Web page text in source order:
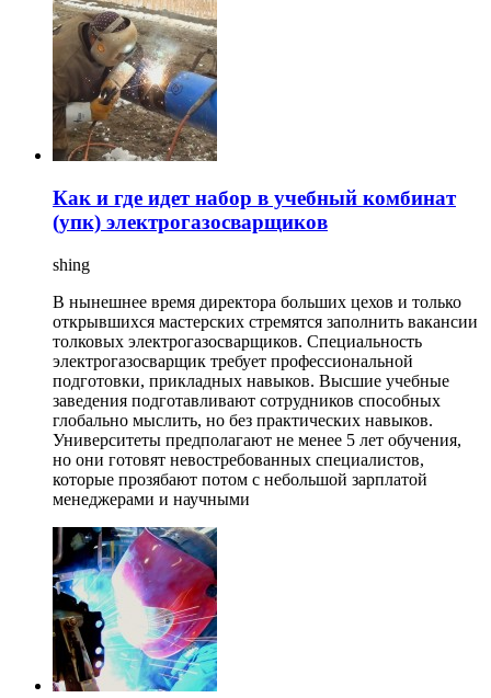
Как и где идет набор в учебный комбинат
(упк) электрогазосварщиков
shing
В нынешнее время директора больших цехов и только
открывшихся мастерских стремятся заполнить вакансии
толковых электрогазосварщиков. Специальность
электрогазосварщик требует профессиональной
подготовки, прикладных навыков. Высшие учебные
заведения подготавливают сотрудников способных
глобально мыслить, но без практических навыков.
Университеты предполагают не менее 5 лет обучения,
но они готовят невостребованных специалистов,
которые прозябают потом с небольшой зарплатой
менеджерами и научными